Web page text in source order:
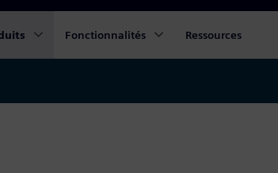
Fonctionnalités Ressources